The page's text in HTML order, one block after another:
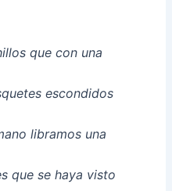
que con una
escondidos
libramos una
que se haya visto